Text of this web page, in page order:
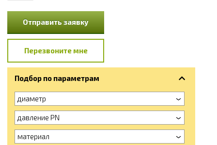
Отправить заявку
Перезвоните мне
Подбор по параметрам
диаметр
давление PN
материал